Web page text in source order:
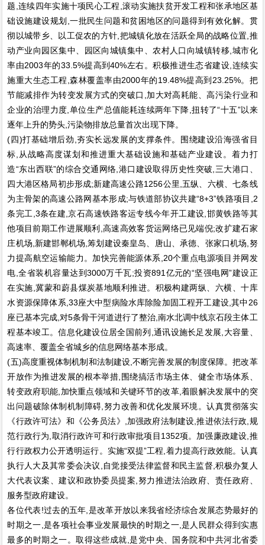
题,连续四年实施十项民心工程,滚动实施扶贫开发工程和张承地区基
础设施建设规划,一批民生问题和贫困地区的问题得到有效化解。贯
彻以城带乡、以工促农的方针,把城镇化放在活跃全局的战略位置,推
动产业向园区集中、园区向城镇集中、农村人口向城镇转移,城市化
率由2003年的33.5%提高到40%左右。积极推进生态省建设,连续实
施重大生态工程,森林覆盖率由2000年的19.48%提高到23.25%。把
节能减排作为转变发展方式的突破口,加大对高耗能、高污染行业和
企业的治理力度,单位生产总值能耗连续两年下降,扭转了“十五”以来
逐年上升的势头,污染物排放总量首次出现下降。
(四)打基础增后劲,夯实长远发展的支撑条件。围绕建设沿海强省目
标,从战略高度谋划和推进重大基础设施和基础产业建设。着力打
造“东出西联”的综合交通网络,港口建设取得历史性突破,三大港口、
四大港区格局初步形成;新建高速公路1256公里,五纵、六横、七条线
为主骨架的高速公路网基本形成;与铁道部协议共建“8+3”铁路项目,2
条完工,3条在建,京石高速铁路客运专线今年开工建设,邯黄铁路等其
他项目前期工作进展顺利,高速高效客货运网络已见端倪;改扩建石家
庄机场,新建邯郸机场,筹划建设秦皇岛、唐山、承德、张家口机场,努
力提高航空运输能力。加快完善能源体系,20个重点电源项目并网发
电,全省装机容量达到3000万千瓦;投资891亿元的“坚强电网”建设正
在实施,冀蒙和蔚县煤炭基地顺利推进。积极构建两纵、六横、十库
水资源保障体系,33座大中型病险水库除险加固工程开工建设,其中26
座已基本完成,对5条骨干河道进行了整治,南水北调中线京石段主体工
程基本竣工。信息化建设位居全国前列,通讯设施长足发展,大容量、
高速率、覆盖全省城乡的信息网络基本形成。
(五)高度重视体制机制和法制建设,不断完善发展的制度保障。把改革
开放作为推进发展的根本举措,围绕搞活市场主体、健全市场体系、
转变政府职能,加快重点领域和关键环节的改革,着眼解决发展中的突
出问题破除体制机制障碍,努力改善和优化发展环境。认真贯彻落实
《行政许可法》和《公务员法》,加强政府法制建设,推进依法行政,规
范行政行为,取消行政许可和行政审批项目1352项。加强廉政建设,推
行行政权力公开透明运行。实施“双提”工程,着力提高行政效能。认真
执行人大及其常委会决议,自觉接受法律监督和民主监督,积极办复人
大代表议案、建议和政协委员提案,努力推进法治政府、责任政府、
服务型政府建设。
各位代表!过去的五年,是改革开放以来我省经济综合发展态势最好的
时期之一,是各项社会事业发展最快的时期之一,是人民群众得到实惠
最多的时期之一。取得这些成就,是党中央、国务院和中共河北省委